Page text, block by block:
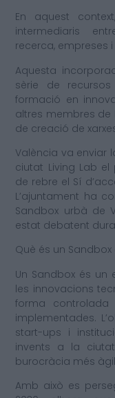
En aquest
intermediaris
recerca, empreses
Aquesta
sèrie de
formació en
altres membres de
de creació de
València va enviar
ciutat Living Lab
de rebre el Sí
L’ajuntament ha
Sandbox urbà de
estat debatent
Què és un
Un Sandbox és
les innovacions
forma
implementades.
start-ups i
invents a la
burocràcia més
Amb això es